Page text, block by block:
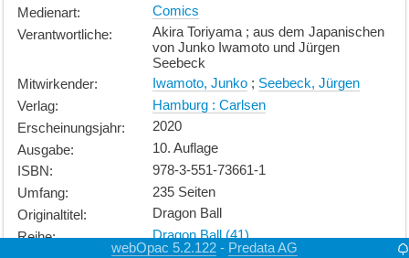
Medienart:
Comics
Verantwortliche:
Akira Toriyama ; aus dem Japanischen
von Junko Iwamoto und Jürgen
Seebeck
Mitwirkender: Iwamoto, Junko; Seebeck, Jürgen
Verlag:
Hamburg : Carlsen
Erscheinungsjahr:
2020
Ausgabe:
10. Auflage
ISBN:
978-3-551-73661-1
Umfang:
235 Seiten
Originaltitel:
Dragon Ball
Reihe:
Dragon Ball (41)
webOpac 5.2.122 - Predata AG